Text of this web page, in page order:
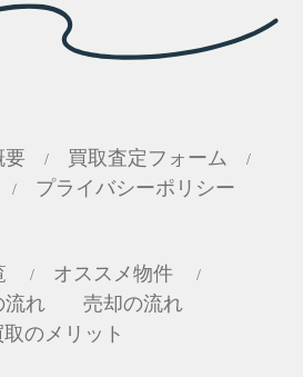
要 / 買取査定フォーム /
/ プライバシーポリシー
/ オススメ物件 /
流れ
売却の流れ
取のメリット